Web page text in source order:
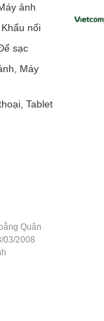
ảnh
nối
sạc
Máy
Tablet
Quân
03/2008